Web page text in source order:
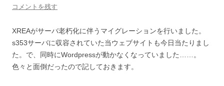
コメントを残す
XREAがサーバ老朽化に伴うマイグレーションを行いました。
s353サーバに収容されていた当ウェブサイトも今日当たりまし
た。で、同時にWordpressが動かなくなっていました……。
色々と面倒だったので記しておきます。